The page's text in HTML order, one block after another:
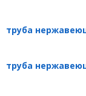
труба
труба